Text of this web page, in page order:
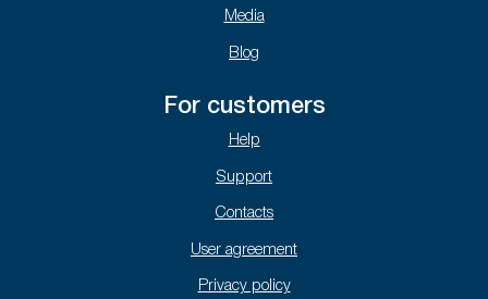
Media
Blog
For customers
Help
Support
Contacts
User agreement
Privacy policy